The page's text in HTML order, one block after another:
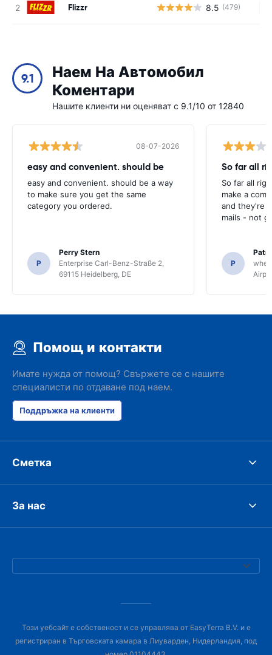
Flizzr 8.5 (479)
9.1
Наем На Автомобил
Коментари
Нашите клиенти ни оценяват с 9.1/10 от 12840
08-07-2026
easy and convenient. should be
easy and convenient. should be a way
to make sure you get the same
category you ordered.
P
Perry Stern
Enterprise Carl-Benz-Straße 2,
69115 Heidelberg, DE
So far all
So far all
make a
and they're
mails - not
P
Помощ и контакти
Имате нужда от помощ? Свържете се с нашите
специалисти по отдаване под наем.
Поддръжка на клиенти
Сметка
За нас
Този уебсайт е собственост и се управлява от EasyTerra B.V. и е
регистриран в Търговската камара в Лиуварден, Нидерландия, под